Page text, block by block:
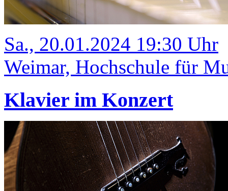
Sa., 20.01.2024 19:30 Uhr
Weimar, Hochschule für
Klavier im Konzert